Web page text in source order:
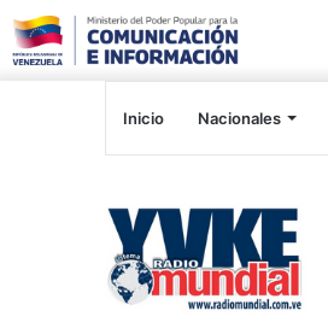
Inicio Nacionales